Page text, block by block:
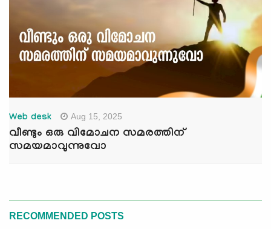
Web desk Aug 15, 2025
വീണ്ടും ഒരു വിമോചന സമരത്തിന്
സമയമാവുന്നുവോ
RECOMMENDED POSTS